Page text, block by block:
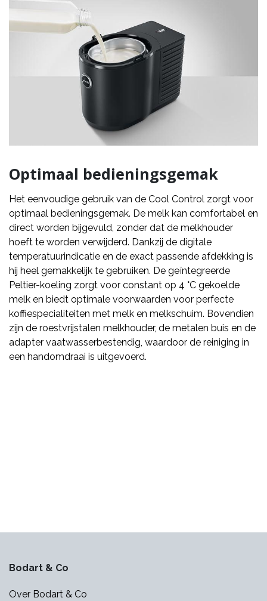
Optimaal bedieningsgemak
Het eenvoudige gebruik van de Cool Control zorgt voor
optimaal bedieningsgemak. De melk kan comfortabel en
direct worden bijgevuld, zonder dat de melkhouder
hoeft te worden verwijderd. Dankzij de digitale
temperatuurindicatie en de exact passende afdekking is
hij heel gemakkelijk te gebruiken. De geïntegreerde
Peltier-koeling zorgt voor constant op 4 °C gekoelde
melk en biedt optimale voorwaarden voor perfecte
koffiespecialiteiten met melk en melkschuim. Bovendien
zijn de roestvrijstalen melkhouder, de metalen buis en de
adapter vaatwasserbestendig, waardoor de reiniging in
een handomdraai is uitgevoerd.
Bodart & Co
Over Bodart & Co